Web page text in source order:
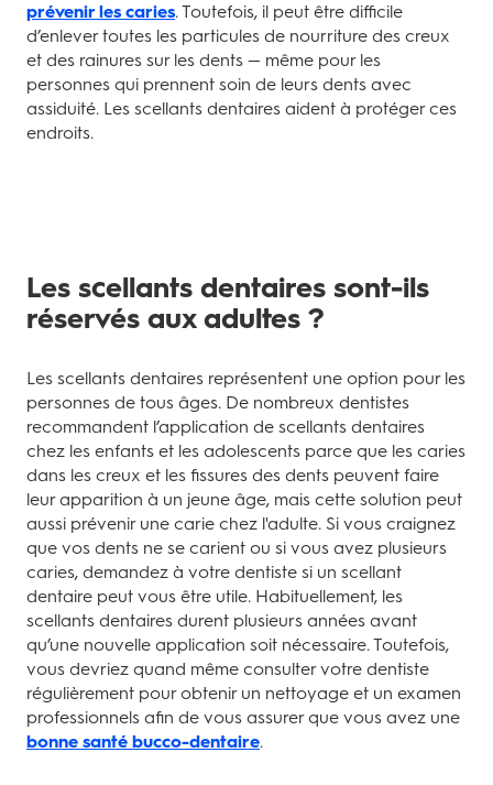
prévenir les caries. Toutefois, il peut être difficile
d’enlever toutes les particules de nourriture des creux
et des rainures sur les dents — même pour les
personnes qui prennent soin de leurs dents avec
assiduité. Les scellants dentaires aident à protéger ces
endroits.
Les scellants dentaires sont-ils
réservés aux adultes ?
Les scellants dentaires représentent une option pour les
personnes de tous âges. De nombreux dentistes
recommandent l’application de scellants dentaires
chez les enfants et les adolescents parce que les caries
dans les creux et les fissures des dents peuvent faire
leur apparition à un jeune âge, mais cette solution peut
aussi prévenir une carie chez l'adulte. Si vous craignez
que vos dents ne se carient ou si vous avez plusieurs
caries, demandez à votre dentiste si un scellant
dentaire peut vous être utile. Habituellement, les
scellants dentaires durent plusieurs années avant
qu’une nouvelle application soit nécessaire. Toutefois,
vous devriez quand même consulter votre dentiste
régulièrement pour obtenir un nettoyage et un examen
professionnels afin de vous assurer que vous avez une
bonne santé bucco-dentaire.